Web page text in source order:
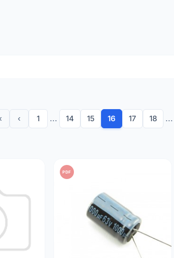
CC enquanto permite a passagem de sinais
a fiabilidade e a longevidade do seu
(µF) para satisfazer todas as
a
indicada na embalagem e
‹ 1 ... 14 15 16 17 18 ...
PDF